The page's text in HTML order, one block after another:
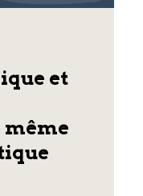
et